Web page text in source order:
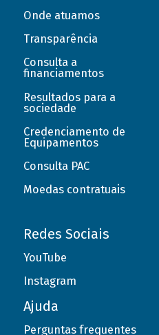
Onde atuamos
Transparência
Consulta a
financiamentos
Resultados para a
sociedade
Credenciamento de
Equipamentos
Consulta PAC
Moedas contratuais
Redes Sociais
YouTube
Instagram
Ajuda
Perguntas frequentes